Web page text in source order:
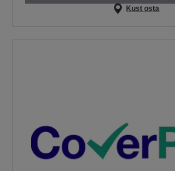
Kust osta